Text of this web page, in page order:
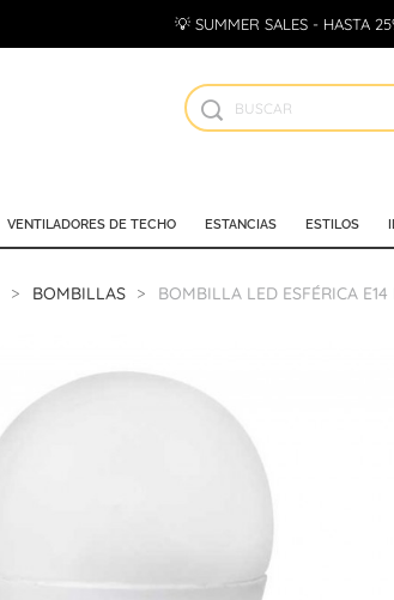
💡 SUMMER SALES - HASTA
VENTILADORES DE TECHO ESTANCIAS ESTILOS
BOMBILLAS BOMBILLA LED ESFÉRICA